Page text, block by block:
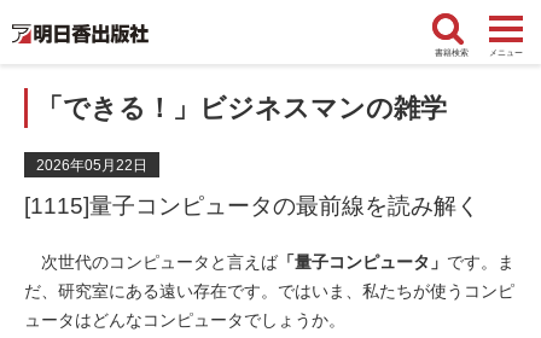
書籍検索 メニュー
「できる！」ビジネスマンの雑学
2026年05月22日
[1115]量子コンピュータの最前線を読み解く
次世代のコンピュータと言えば 「量子コンピュータ」 です。ま
だ、研究室にある遠い存在です。ではいま、私たちが使うコンピ
ュータはどんなコンピュータでしょうか。